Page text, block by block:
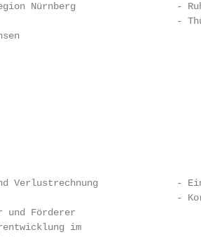
Nürnberg                  -
-
-
-
Förderer
im